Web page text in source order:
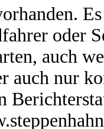
oder
auch
auch nur